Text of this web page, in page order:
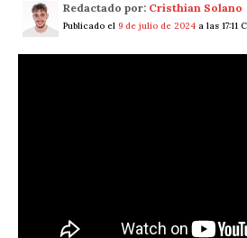
Redactado por: Cristhian Solano
Publicado el 9 de julio de 2024 a las 17:11